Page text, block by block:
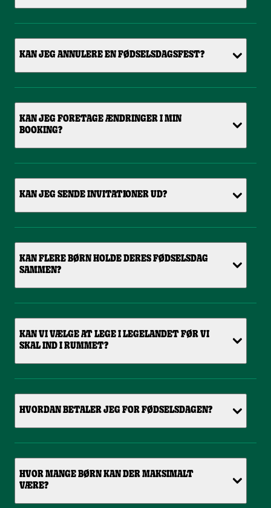
KAN JEG ANNULERE EN FØDSELSDAGSFEST?
KAN JEG FORETAGE ÆNDRINGER I MIN
BOOKING?
KAN JEG SENDE INVITATIONER UD?
KAN FLERE BØRN HOLDE DERES FØDSELSDAG
SAMMEN?
KAN VI VÆLGE AT LEGE I LEGELANDET FØR VI
SKAL IND I RUMMET?
HVORDAN BETALER JEG FOR FØDSELSDAGEN?
HVOR MANGE BØRN KAN DER MAKSIMALT
VÆRE?